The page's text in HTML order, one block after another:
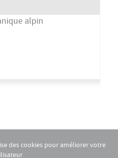
alpin
des cookies pour améliorer votre